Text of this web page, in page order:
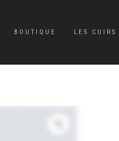
BOUTIQUE LES CUIRS